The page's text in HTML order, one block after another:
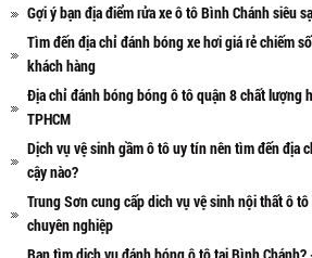
Gợi ý bạn địa điểm rửa xe ô tô Bình Chánh siêu
Tìm đến địa chỉ đánh bóng xe hơi giá rẻ chiếm
khách hàng
Địa chỉ đánh bóng bóng ô tô quận 8 chất lượng
TPHCM
Dịch vụ vệ sinh gầm ô tô uy tín nên tìm đến địa
cậy nào?
Trung Sơn cung cấp dich vụ vệ sinh nội thất ô
chuyên nghiệp